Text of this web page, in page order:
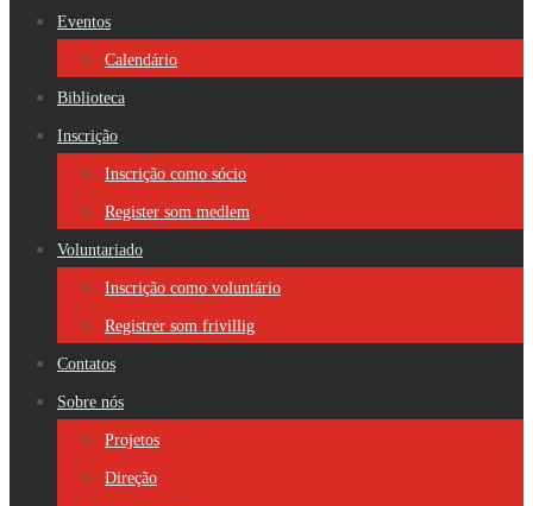
Eventos
Calendário
Biblioteca
Inscrição
Inscrição como sócio
Register som medlem
Voluntariado
Inscrição como voluntário
Registrer som frivillig
Contatos
Sobre nós
Projetos
Direção